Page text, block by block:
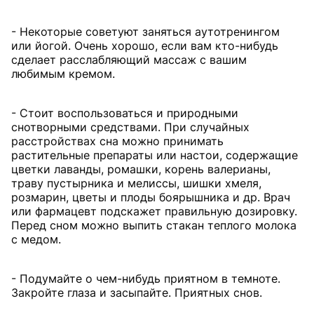
- Некоторые советуют заняться аутотренингом
или йогой. Очень хорошо, если вам кто-нибудь
сделает расслабляющий массаж с вашим
любимым кремом.
- Стоит воспользоваться и природными
снотворными средствами. При случайных
расстройствах сна можно принимать
растительные препараты или настои, содержащие
цветки лаванды, ромашки, корень валерианы,
траву пустырника и мелиссы, шишки хмеля,
розмарин, цветы и плоды боярышника и др. Врач
или фармацевт подскажет правильную дозировку.
Перед сном можно выпить стакан теплого молока
с медом.
- Подумайте о чем-нибудь приятном в темноте.
Закройте глаза и засыпайте. Приятных снов.